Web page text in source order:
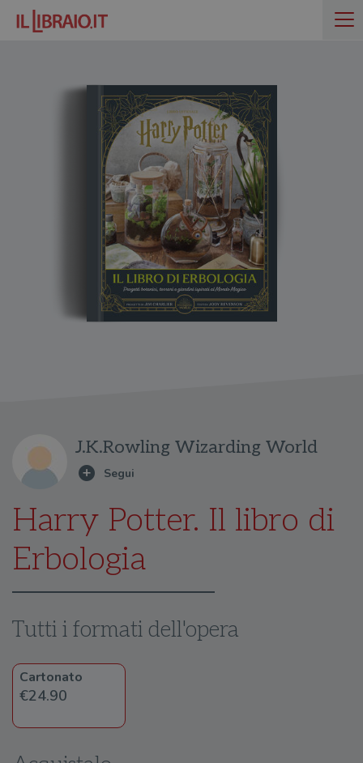
J.K.Rowling Wizarding World
Harry Potter. Il libro di
Erbologia
Tutti i formati dell'opera
Cartonato
€24.90